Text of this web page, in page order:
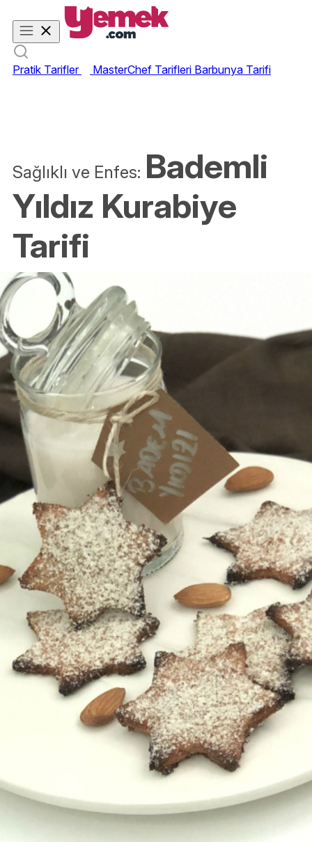
Pratik Tarifler MasterChef Tarifleri Barbunya Tarifi
Sağlıklı ve Enfes: Bademli
Yıldız Kurabiye
Tarifi